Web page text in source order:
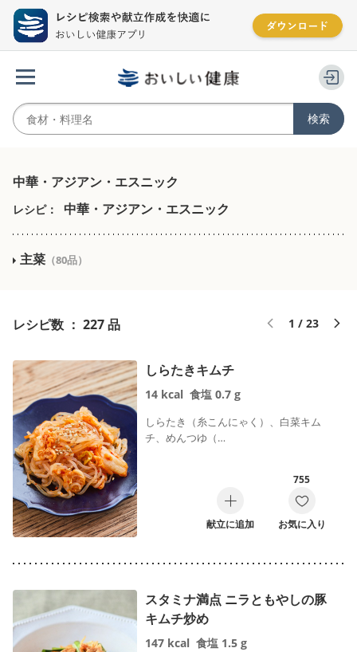
中華・アジアン・エスニック
レシピ： 中華・アジアン・エスニック
主菜（80品）
レシピ数 ： 227 品 1 / 23
しらたきキムチ
14 kcal 食塩 0.7 g
しらたき（糸こんにゃく）、白菜キム
チ、めんつゆ（…
献立に追加
755
お気に入り
スタミナ満点 ニラともやしの豚
キムチ炒め
147 kcal 食塩 1.5 g